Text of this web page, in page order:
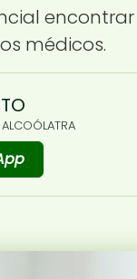
médicos.